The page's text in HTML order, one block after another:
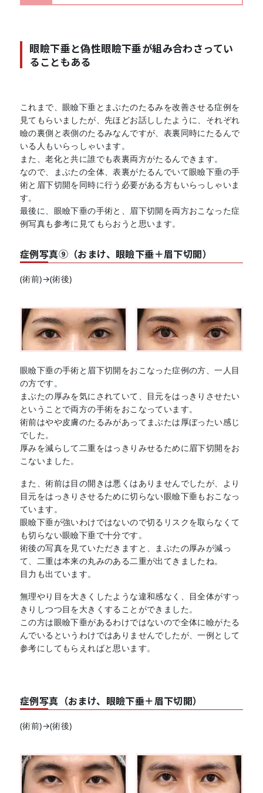
眼瞼下垂と偽性眼瞼下垂が組み合わさってい
ることもある
これまで、眼瞼下垂とまぶたのたるみを改善させる症例を
見てもらいましたが、先ほどお話ししたように、それぞれ
瞼の裏側と表側のたるみなんですが、表裏同時にたるんで
いる人もいらっしゃいます。
また、老化と共に誰でも表裏両方がたるんできます。
なので、まぶたの全体、表裏がたるんでいて眼瞼下垂の手
術と眉下切開を同時に行う必要がある方もいらっしゃいま
す。
最後に、眼瞼下垂の手術と、眉下切開を両方おこなった症
例写真も参考に見てもらおうと思います。
症例写真⑨（おまけ、眼瞼下垂＋眉下切開）
(術前)→(術後)
眼瞼下垂の手術と眉下切開をおこなった症例の方、一人目
の方です。
まぶたの厚みを気にされていて、目元をはっきりさせたい
ということで両方の手術をおこなっています。
術前はやや皮膚のたるみがあってまぶたは厚ぼったい感じ
でした。
厚みを減らして二重をはっきりみせるために眉下切開をお
こないました。
また、術前は目の開きは悪くはありませんでしたが、より
目元をはっきりさせるために切らない眼瞼下垂もおこなっ
ています。
眼瞼下垂が強いわけではないので切るリスクを取らなくて
も切らない眼瞼下垂で十分です。
術後の写真を見ていただきますと、まぶたの厚みが減っ
て、二重は本来の丸みのある二重が出てきましたね。
目力も出ています。
無理やり目を大きくしたような違和感なく、目全体がすっ
きりしつつ目を大きくすることができました。
この方は眼瞼下垂があるわけではないので全体に瞼がたる
んでいるというわけではありませんでしたが、一例として
参考にしてもらえればと思います。
症例写真（おまけ、眼瞼下垂＋眉下切開）
(術前)→(術後)